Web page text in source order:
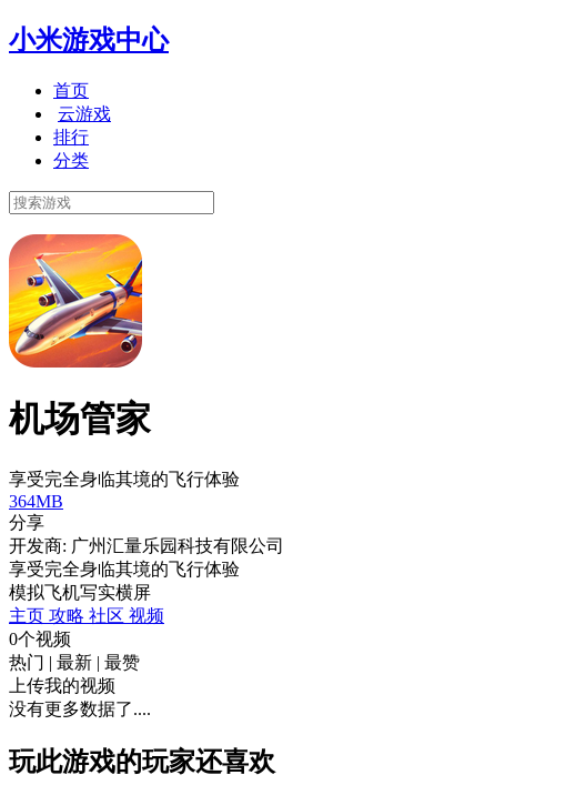
小米游戏中心
首页
云游戏
排行
分类
机场管家
享受完全身临其境的飞行体验
364MB
分享
开发商: 广州汇量乐园科技有限公司
享受完全身临其境的飞行体验
模拟飞机写实横屏
主页 攻略 社区 视频
0个视频
热门 | 最新 | 最赞
上传我的视频
没有更多数据了....
玩此游戏的玩家还喜欢